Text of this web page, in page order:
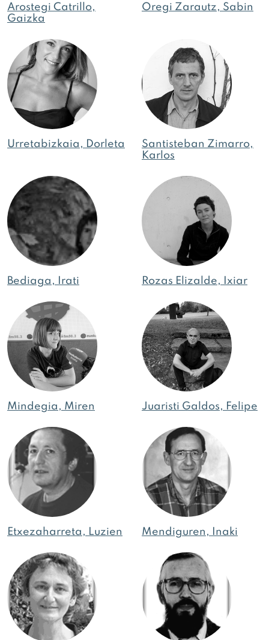
Arostegi Catrillo,
Gaizka
Oregi Zarautz, Sabin
Urretabizkaia, Dorleta
Santisteban Zimarro,
Karlos
Bediaga, Irati Rozas Elizalde, Ixiar
Mindegia, Miren Juaristi Galdos, Felipe
Etxezaharreta, Luzien Mendiguren, Inaki